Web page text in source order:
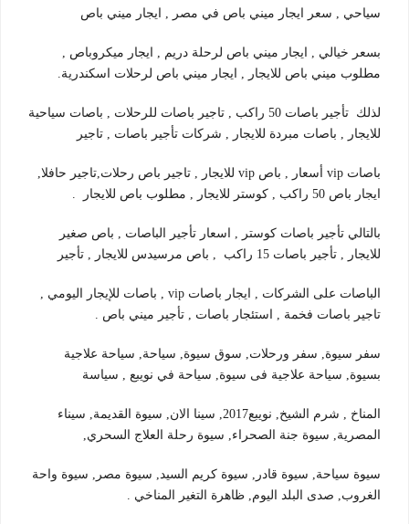
سياحي , سعر ايجار ميني باص في مصر , ايجار ميني باص
بسعر خيالي , ايجار ميني باص لرحلة دريم , ايجار ميكروباص ,
مطلوب ميني باص للايجار , ايجار ميني باص لرحلات اسكندرية.
لذلك تأجير باصات 50 راكب , تاجير باصات للرحلات , باصات سياحية
للايجار , باصات مبردة للايجار , شركات تأجير باصات , تاجير
باصات vip أسعار , باص vip للايجار , تاجير باص رحلات,تاجير حافلا,
ايجار باص 50 راكب , كوستر للايجار , مطلوب باص للايجار .
بالتالي تأجير باصات كوستر , اسعار تأجير الباصات , باص صغير
للايجار , تأجير باصات 15 راكب , باص مرسيدس للايجار , تأجير
الباصات على الشركات , ايجار باصات vip , باصات للإيجار اليومي ,
تاجير باصات فخمة , استئجار باصات , تأجير ميني باص .
سفر سيوة, سفر ورحلات, سوق سيوة, سياحة, سياحة علاجية
بسيوة, سياحة علاجية فى سيوة, سياحة في نويبع , سياسة
المناخ , شرم الشيخ, نويبع2017, سينا الان, سيوة القديمة, سيناء
المصرية, سيوة جنة الصحراء, سيوة رحلة العلاج السحري,
سيوة سياحة, سيوة قادر, سيوة كريم السيد, سيوة مصر, سيوة واحة
الغروب, صدى البلد اليوم, ظاهرة التغير المناخي .